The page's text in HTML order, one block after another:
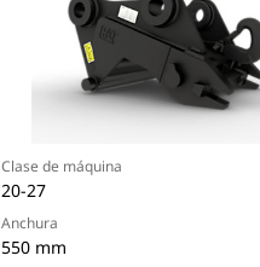
Clase de máquina
20-27
Anchura
550 mm